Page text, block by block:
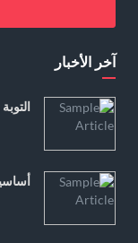
آخر الأخبار